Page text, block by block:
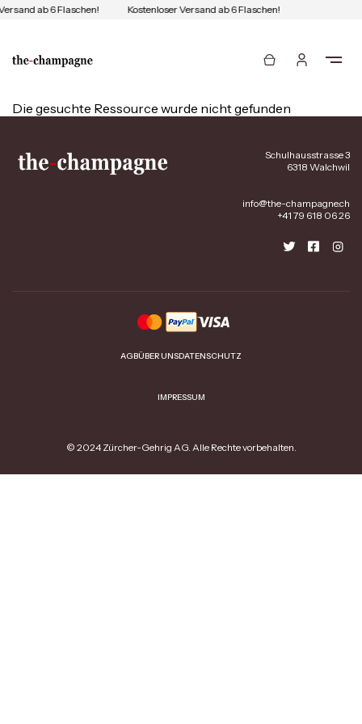
ab 6 Flaschen! Kostenloser Versand ab 6 Flaschen!
Die gesuchte Ressource wurde nicht gefunden
Schulhausstrasse 3
6318 Walchwil
info@the-champagne.ch
+41 79 618 06 26
AGBÜBER UNSDATENSCHUTZ
IMPRESSUM
© 2024 Zürcher-Gehrig AG. Alle Rechte vorbehalten.